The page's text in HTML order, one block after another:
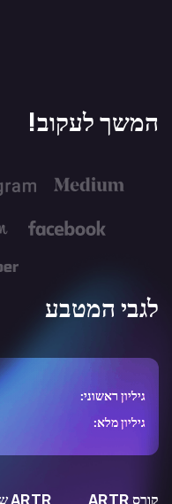
המשך לעקוב!
לגבי המטבע
גיליון ראשוני:
גיליון מלא:
קורס ARTR ARTR שהונפק על ידי